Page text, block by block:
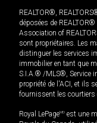
REALTOR®,
déposées de
Association of
sont propriétaires. Les
distinguer les services
immobilier en tant que
S.I.A.® /MLS®, Service
propriété de l'ACI, et ils
fournissent les courtiers
Royal LePageMD est une